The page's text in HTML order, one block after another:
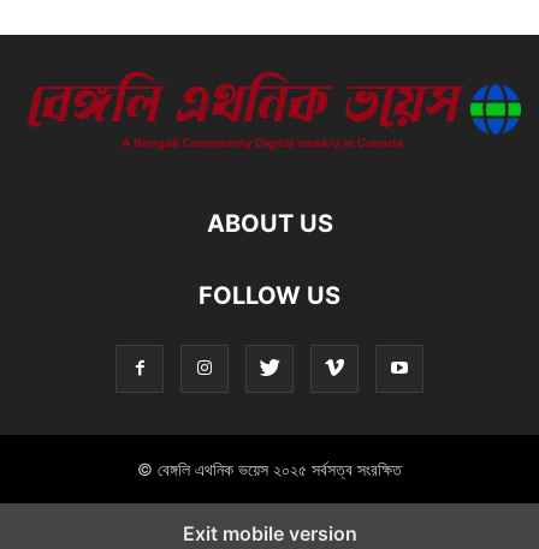
ABOUT US
FOLLOW US
© বেঙ্গলি এথনিক ভয়েস ২০২৫ সর্বসত্ব সংরক্ষিত
Exit mobile version